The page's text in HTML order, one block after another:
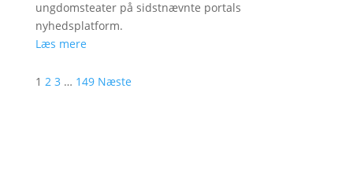
ungdomsteater på sidstnævnte portals
nyhedsplatform.
Læs mere
1 2 3 … 149 Næste